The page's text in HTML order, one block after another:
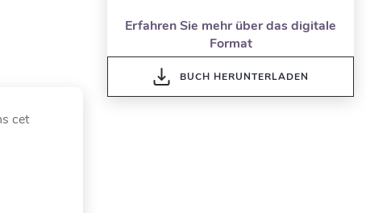
cet
Erfahren Sie mehr über das digitale
Format
BUCH HERUNTERLADEN